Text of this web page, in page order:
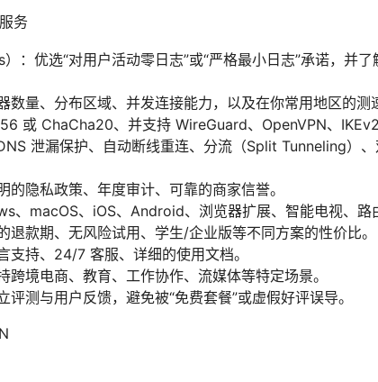
务
：优选“对用户活动零日志”或“严格最小日志”承诺，并
数量、分布区域、并发连接能力，以及在你常用地区的测
或 ChaCha20、并支持 WireGuard、OpenVPN、
泄漏保护、自动断线重连、分流（Split Tunneling）
的隐私政策、年度审计、可靠的商家信誉。
、macOS、iOS、Android、浏览器扩展、智能电视、路
退款期、无风险试用、学生/企业版等不同方案的性价比。
支持、24/7 客服、详细的使用文档。
跨境电商、教育、工作协作、流媒体等特定场景。
评测与用户反馈，避免被“免费套餐”或虚假好评误导。